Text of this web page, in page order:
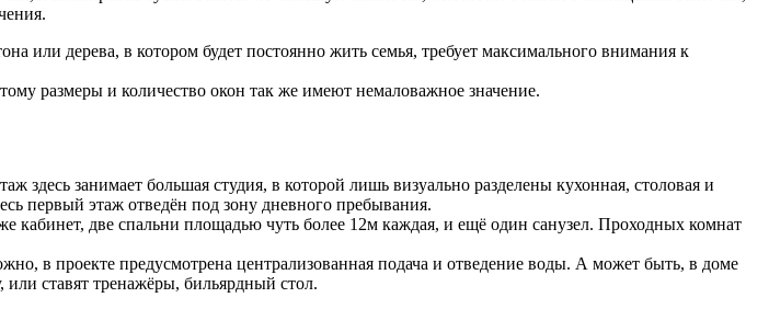
или дерева, в котором будет постоянно жить семья, требует максимального внимания к
размеры и количество окон так же имеют немаловажное значение.
занимает большая студия, в которой лишь визуально разделены кухонная, столовая и
первый этаж отведён под зону дневного пребывания.
кабинет, две спальни площадью чуть более 12м каждая, и ещё один санузел. Проходных комнат
в проекте предусмотрена централизованная подача и отведение воды. А может быть, в доме
ставят тренажёры, бильярдный стол.